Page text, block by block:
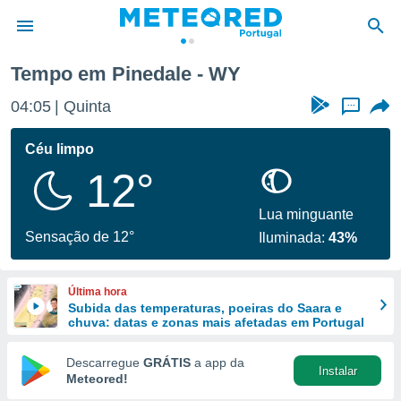
da
foi
fornecidas
a este
das
e
forma
digital
Tempo em Pinedale - WY
04:05 Quinta ...
Céu limpo
12°
Sensação de 12°
Lua minguante
Iluminada:43%
Última hora
Subida das temperaturas, poeiras do Saara e
chuva: datas e zonas mais afetadas em Portugal
Descarregue GRÁTIS a app da
Meteored!
Instalar